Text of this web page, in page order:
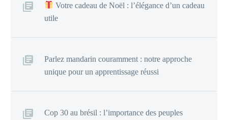
Votre cadeau de Noël : l’élégance d’un cadeau
utile
Parlez mandarin couramment : notre approche
unique pour un apprentissage réussi
Cop 30 au brésil : l’importance des peuples